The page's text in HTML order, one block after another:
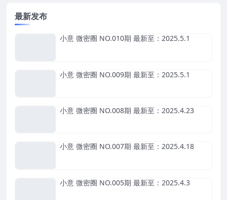
最新发布
小意 微密圈 NO.010期 最新至：2025.5.1
小意 微密圈 NO.009期 最新至：2025.5.1
小意 微密圈 NO.008期 最新至：2025.4.23
小意 微密圈 NO.007期 最新至：2025.4.18
小意 微密圈 NO.005期 最新至：2025.4.3